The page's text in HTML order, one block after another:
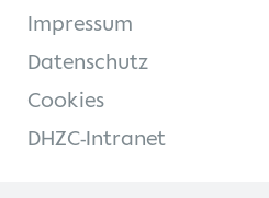
Einblicke
Zur Seite der Charité
Impressum
Datenschutz
Cookies
DHZC-Intranet